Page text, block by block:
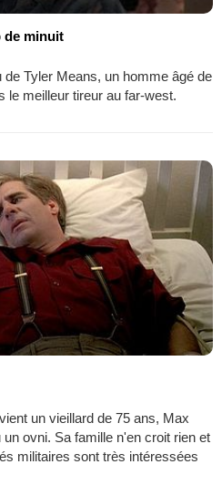
de minuit
Tyler Means, un homme âgé de
le meilleur tireur au far-west.
un vieillard de 75 ans, Max
ovni. Sa famille n'en croit rien et
militaires sont très intéressées